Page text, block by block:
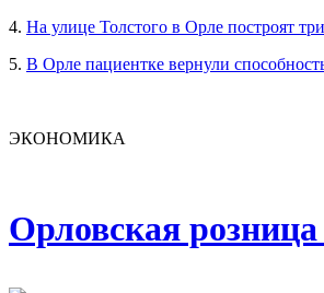
4. На улице Толстого в Орле построят
5. В Орле пациентке вернули
ЭКОНОМИКА
Орловская